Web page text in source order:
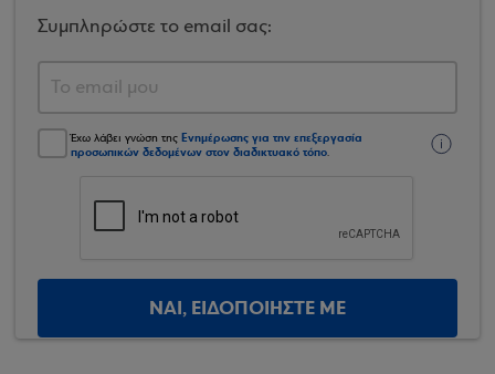
Συμπληρώστε το email σας:
Έχω λάβει γνώση της Ενημέρωσης για την επεξεργασία
προσωπικών δεδομένων στον διαδικτυακό τόπο.
ΝΑΙ, ΕΙΔΟΠΟΙΗΣΤΕ ΜΕ